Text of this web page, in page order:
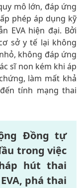
mô lớn, đáp ứng
phép áp dụng kỹ
EVA hiện đại. Bởi
sở y tế lại không
không đáp ứng
sĩ non kém khi áp
làm mất khả
tính mạng thai
Đồng tự
trong việc
hút thai
phá thai